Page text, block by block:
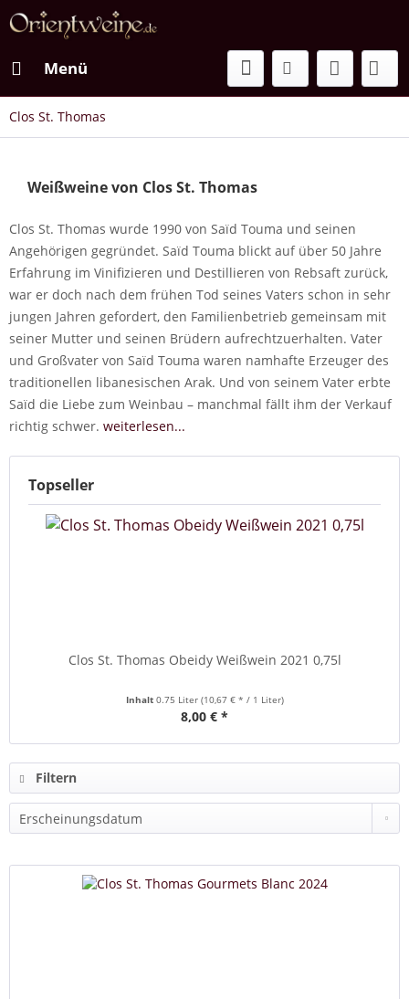
Menü
Clos St. Thomas
Weißweine von Clos St. Thomas
Clos St. Thomas wurde 1990 von Saïd Touma und seinen
Angehörigen gegründet. Saïd Touma blickt auf über 50 Jahre
Erfahrung im Vinifizieren und Destillieren von Rebsaft zurück,
war er doch nach dem frühen Tod seines Vaters schon in sehr
jungen Jahren gefordert, den Familienbetrieb gemeinsam mit
seiner Mutter und seinen Brüdern aufrechtzuerhalten. Vater
und Großvater von Saïd Touma waren namhafte Erzeuger des
traditionellen libanesischen Arak. Und von seinem Vater erbte
Saïd die Liebe zum Weinbau – manchmal fällt ihm der Verkauf
richtig schwer. weiterlesen...
Topseller
Clos St. Thomas Obeidy Weißwein 2021 0,75l
Inhalt 0.75 Liter (10,67 € * / 1 Liter)
8,00 € *
Filtern